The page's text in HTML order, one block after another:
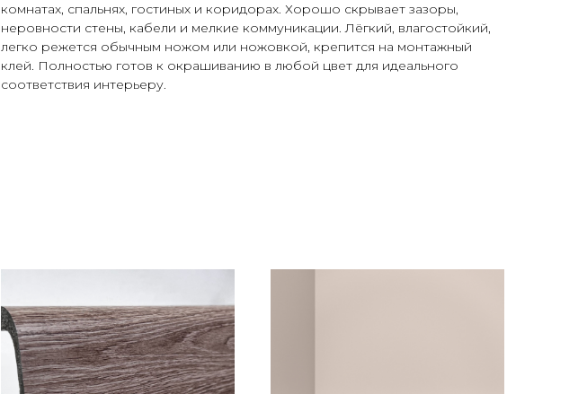
комнатах, спальнях, гостиных и коридорах. Хорошо скрывает зазоры,
неровности стены, кабели и мелкие коммуникации. Лёгкий, влагостойкий,
легко режется обычным ножом или ножовкой, крепится на монтажный
клей. Полностью готов к окрашиванию в любой цвет для идеального
соответствия интерьеру.